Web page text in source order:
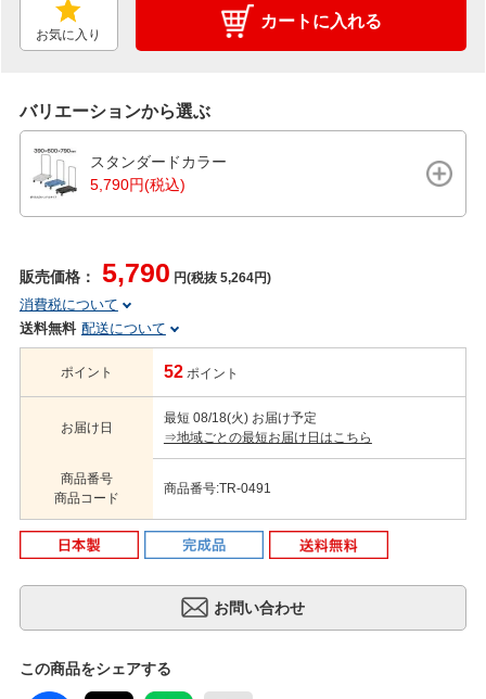
お気に入り
カートに入れる
バリエーションから選ぶ
スタンダードカラー
5,790円(税込)
販売価格： 5,790 円(税抜 5,264円)
消費税について
送料無料 配送について
ポイント 52 ポイント
お届け日
最短 08/18(火) お届け予定
⇒地域ごとの最短お届け日はこちら
商品番号
商品コード
商品番号:TR-0491
この商品をシェアする